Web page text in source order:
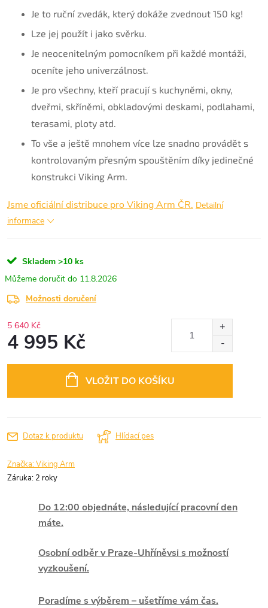
Je to ruční zvedák, který dokáže zvednout 150 kg!
Lze jej použít i jako svěrku.
Je neocenitelným pomocníkem při každé montáži,
oceníte jeho univerzálnost.
Je pro všechny, kteří pracují s kuchyněmi, okny,
dveřmi, skříněmi, obkladovými deskami, podlahami,
terasami, ploty atd.
To vše a ještě mnohem více lze snadno provádět s
kontrolovaným přesným spouštěním díky jedinečné
konstrukci Viking Arm.
Jsme oficiální distribuce pro Viking Arm ČR. Detailní
informace
Skladem >10 ks
11.8.2026
Možnosti doručení
5 640 Kč
4 995 Kč
VLOŽIT DO KOŠÍKU
Dotaz k produktu Hlídací pes
Značka:Viking Arm
Záruka: 2 roky
Do 12:00 objednáte, následující pracovní den
máte.
Osobní odběr v Praze-Uhříněvsi s možností
vyzkoušení.
Poradíme s výběrem – ušetříme vám čas.